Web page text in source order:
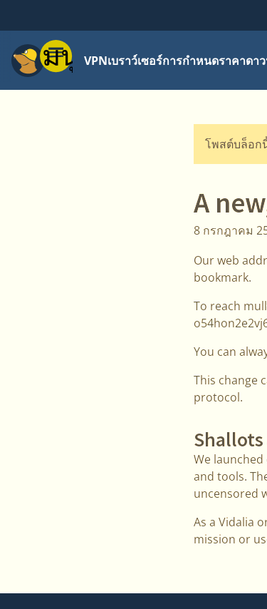
เมนู VPNเบราว์เซอร์การกำหนดราคาดา
โพสต์บล็อก
A
8 กรกฎาคม
Our web
bookmark.
To reach
You can
This change
protocol.
We
and tools.
uncensored
As a Vidalia
mission or